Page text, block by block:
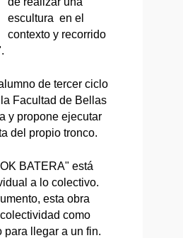
escultura en el
contexto y recorrido
de tercer ciclo
Facultad de Bellas
y propone ejecutar
del propio tronco.
BATERA" está
a lo colectivo.
esta obra
como
llegar a un fin.